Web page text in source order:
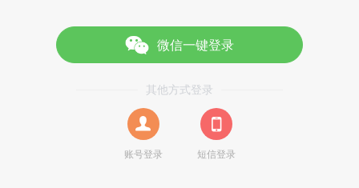
微信一键登录
其他方式登录
账号登录 短信登录
没有账号？ 立即注册